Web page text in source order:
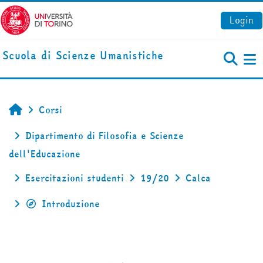
Vai al contenuto principale
Login
Scuola di Scienze Umanistiche
Home
Corsi
Dipartimento di Filosofia e Scienze
dell'Educazione
Esercitazioni studenti
19/20
Calca
Introduzione